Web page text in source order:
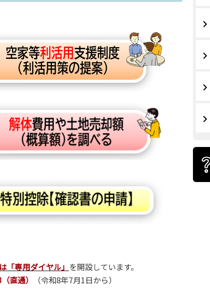
「専用ダイヤル」 を開設しています。
直通） （令和8年7月1日から）